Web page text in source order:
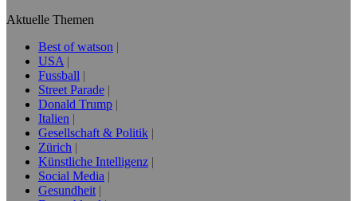
Aktuelle Themen
Best of watson
USA
Fussball
Street Parade
Donald Trump
Italien
Gesellschaft & Politik
Zürich
Künstliche Intelligenz
Social Media
Gesundheit